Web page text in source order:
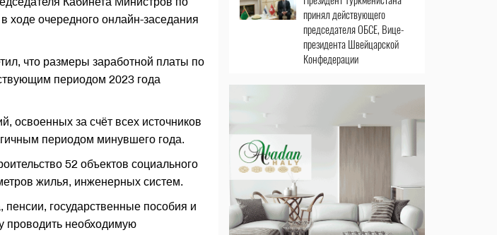
очередного онлайн-заседания
что размеры заработной платы по
периодом 2023 года
освоенных за счёт всех источников
периодом минувшего года.
52 объектов социального
жилья, инженерных систем.
государственные пособия и
проводить необходимую
принял действующего
председателя ОБСЕ, Вице-
президента Швейцарской
Конфедерации